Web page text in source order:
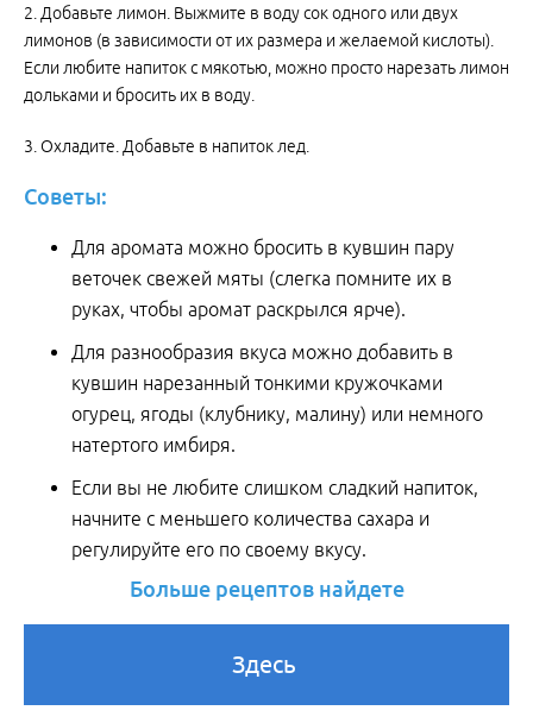
2. Добавьте лимон. Выжмите в воду сок одного или двух
лимонов (в зависимости от их размера и желаемой кислоты).
Если любите напиток с мякотью, можно просто нарезать лимон
дольками и бросить их в воду.
3. Охладите. Добавьте в напиток лед.
Советы:
Для аромата можно бросить в кувшин пару
веточек свежей мяты (слегка помните их в
руках, чтобы аромат раскрылся ярче).
Для разнообразия вкуса можно добавить в
кувшин нарезанный тонкими кружочками
огурец, ягоды (клубнику, малину) или немного
натертого имбиря.
Если вы не любите слишком сладкий напиток,
начните с меньшего количества сахара и
регулируйте его по своему вкусу.
Больше рецептов найдете
Здесь